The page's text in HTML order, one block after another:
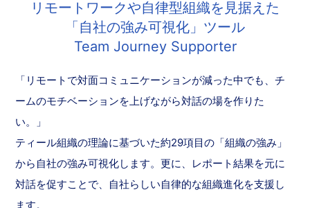
リモートワークや自律型組織を見据えた
「自社の強み可視化」ツール
Team Journey Supporter
「リモートで対面コミュニケーションが減った中でも、チ
ームのモチベーションを上げながら対話の場を作りた
い。」
ティール組織の理論に基づいた約29項目の「組織の強み」
から自社の強み可視化します。更に、レポート結果を元に
対話を促すことで、自社らしい自律的な組織進化を支援し
ます。